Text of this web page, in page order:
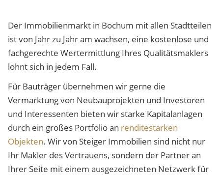
Der Immobilienmarkt in Bochum mit allen Stadtteilen
ist von Jahr zu Jahr am wachsen, eine kostenlose und
fachgerechte Wertermittlung Ihres Qualitätsmaklers
lohnt sich in jedem Fall.
Für Bauträger übernehmen wir gerne die
Vermarktung von Neubauprojekten und Investoren
und Interessenten bieten wir starke Kapitalanlagen
durch ein großes Portfolio an renditestarken
Objekten. Wir von Steiger Immobilien sind nicht nur
Ihr Makler des Vertrauens, sondern der Partner an
Ihrer Seite mit einem ausgezeichneten Netzwerk für